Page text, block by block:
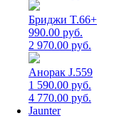
Бриджи T.66+
990.00 руб.
2 970.00 руб.
Анорак J.559
1 590.00 руб.
4 770.00 руб.
Jaunter